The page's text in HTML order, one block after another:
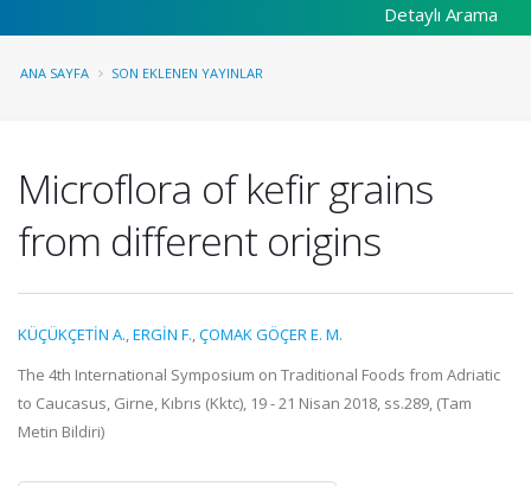
Detaylı Arama
ANA SAYFA SON EKLENEN YAYINLAR
Microflora of kefir grains
from different origins
KÜÇÜKÇETİN A.,ERGİN F.,ÇOMAK GÖÇER E. M.
The 4th International Symposium on Traditional Foods from Adriatic
to Caucasus, Girne, Kıbrıs (Kktc), 19 - 21 Nisan 2018, ss.289, (Tam
Metin Bildiri)